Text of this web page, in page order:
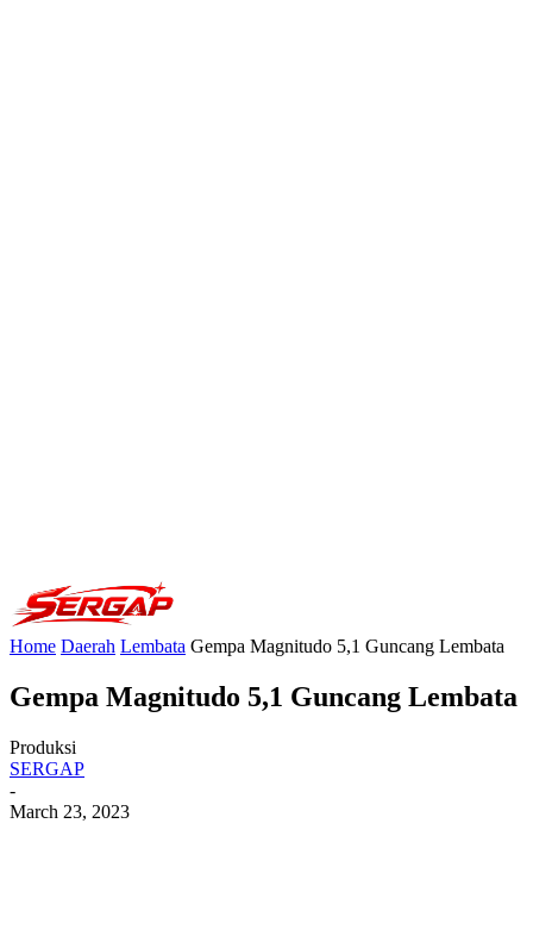
Home Daerah Lembata Gempa Magnitudo 5,1 Guncang Lembata
Gempa Magnitudo 5,1 Guncang Lembata
Produksi
SERGAP
-
March 23, 2023